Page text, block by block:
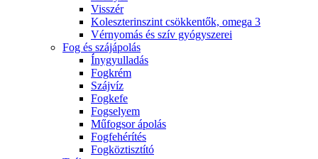
Visszér
Koleszterinszint csökkentők, omega 3
Vérnyomás és szív gyógyszerei
Fog és szájápolás
Í́nygyulladás
Fogkrém
Szájvíz
Fogkefe
Fogselyem
Műfogsor ápolás
Fogfehérítés
Fogköztisztító